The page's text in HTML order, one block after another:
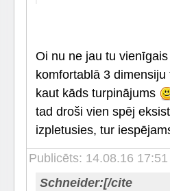
Oi nu ne jau tu
komfortablā 3
kaut kāds turpinājums
tad droši vien spēj
izpletusies, tur
Publicēts: 14.08.16 17:51
Schneider:[/cite